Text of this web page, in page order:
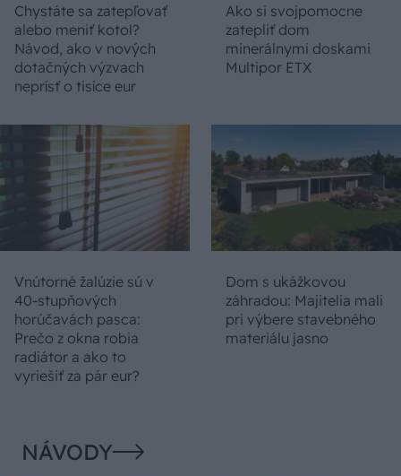
Chystáte sa zatepľovať
alebo meniť kotol?
Návod, ako v nových
dotačných výzvach
neprísť o tisíce eur
Ako si svojpomocne
zatepliť dom
minerálnymi doskami
Multipor ETX
Vnútorné žalúzie sú v
40-stupňových
horúčavách pasca:
Prečo z okna robia
radiátor a ako to
vyriešiť za pár eur?
Dom s ukážkovou
záhradou: Majitelia mali
pri výbere stavebného
materiálu jasno
NÁVODY